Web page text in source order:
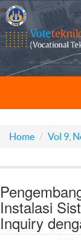
Home Vol 9,
Instalasi
Inquiry